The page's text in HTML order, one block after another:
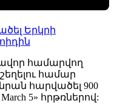
Երկրի
համարվող
համար
հարվածել 900
5» հրթռներով: